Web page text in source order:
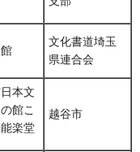
文化書道埼玉
県連合会
本文
館こ
楽堂
越谷市